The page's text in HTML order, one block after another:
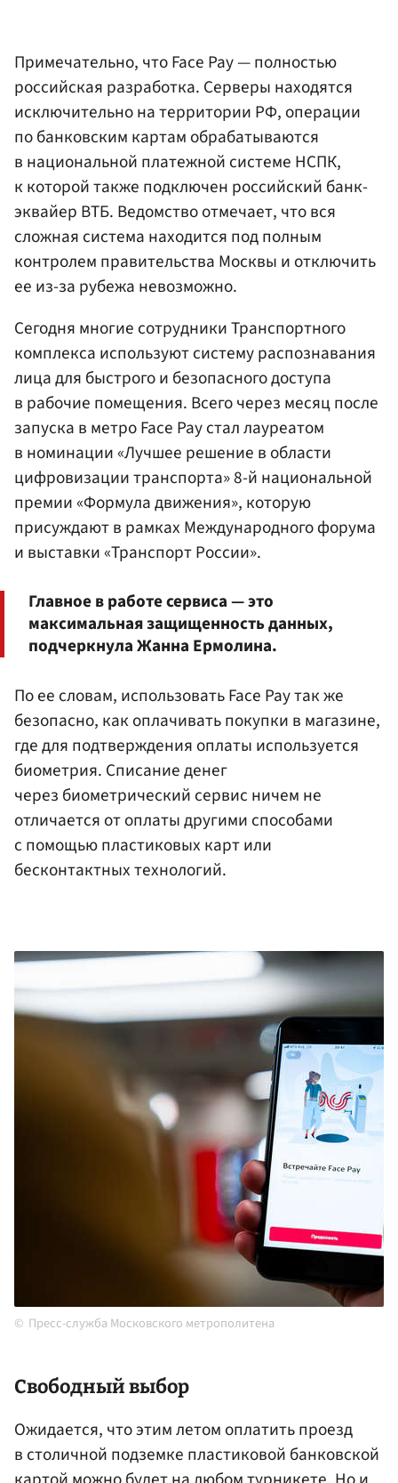
Примечательно, что Face Pay — полностью
российская разработка. Серверы находятся
исключительно на территории РФ, операции
по банковским картам обрабатываются
в национальной платежной системе НСПК,
к которой также подключен российский банк-
эквайер ВТБ. Ведомство отмечает, что вся
сложная система находится под полным
контролем правительства Москвы и отключить
ее из-за рубежа невозможно.
Сегодня многие сотрудники Транспортного
комплекса используют систему распознавания
лица для быстрого и безопасного доступа
в рабочие помещения. Всего через месяц после
запуска в метро Face Pay стал лауреатом
в номинации «Лучшее решение в области
цифровизации транспорта» 8-й национальной
премии «Формула движения», которую
присуждают в рамках Международного форума
и выставки «Транспорт России».
Главное в работе сервиса — это
максимальная защищенность данных,
подчеркнула Жанна Ермолина.
По ее словам, использовать Face Pay так же
безопасно, как оплачивать покупки в магазине,
где для подтверждения оплаты используется
биометрия. Списание денег
через биометрический сервис ничем не
отличается от оплаты другими способами
с помощью пластиковых карт или
бесконтактных технологий.
Пресс-служба Московского метрополитена
Свободный выбор
Ожидается, что этим летом оплатить проезд
в столичной подземке пластиковой банковской